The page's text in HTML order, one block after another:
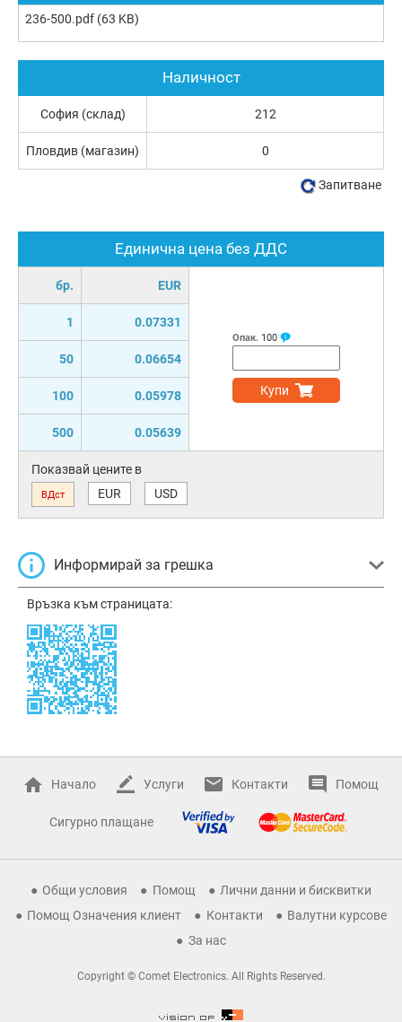
236-500.pdf (63 KB)
Единична цена без ДДС
бр. EUR
1 0.07331
50 0.06654
100 0.05978
500 0.05639
Опак. 100
Купи
Показвай цените в
ВДст EUR USD
Информирай за грешка
Връзка към страницата:
Наличност
София (склад) 212
Пловдив (магазин) 0
Запитване
Начало Услуги Контакти Помощ
Сигурно плащане
Общи условия Помощ
Лични данни и бисквитки
Помощ Означения клиент
Контакти
Валутни курсове
За нас
Copyright © Comet Electronics. All Rights Reserved.